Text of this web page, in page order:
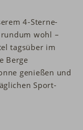
4-Sterne-
wohl –
tagsüber im
Berge
genießen und
Sport-